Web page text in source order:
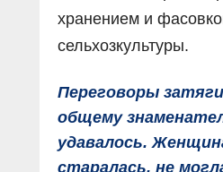
хранением и
сельхозкультуры.
Переговоры
общему
удавалось.
старалась, не